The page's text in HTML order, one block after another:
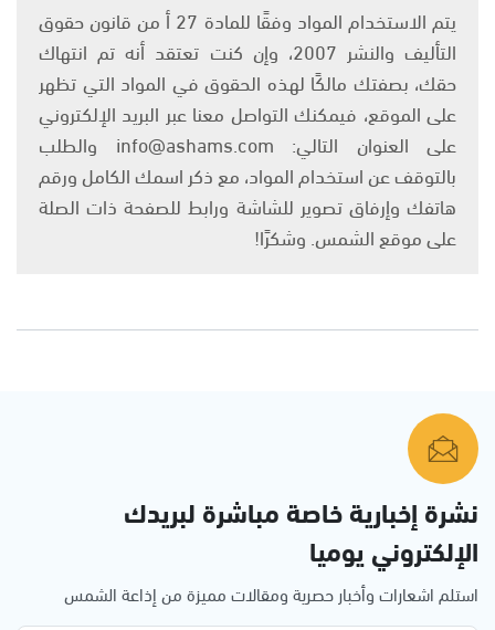
يتم الاستخدام المواد وفقًا للمادة 27 أ من قانون حقوق
التأليف والنشر 2007، وإن كنت تعتقد أنه تم انتهاك
حقك، بصفتك مالكًا لهذه الحقوق في المواد التي تظهر
على الموقع، فيمكنك التواصل معنا عبر البريد الإلكتروني
على العنوان التالي: info@ashams.com والطلب
بالتوقف عن استخدام المواد، مع ذكر اسمك الكامل ورقم
هاتفك وإرفاق تصوير للشاشة ورابط للصفحة ذات الصلة
على موقع الشمس. وشكرًا!
نشرة إخبارية خاصة مباشرة لبريدك
الإلكتروني يوميا
استلم اشعارات وأخبار حصرية ومقالات مميزة من إذاعة الشمس